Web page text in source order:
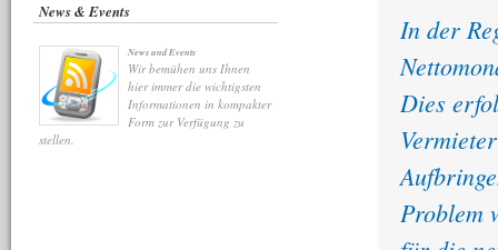
News & Events
News und Events
Wir bemühen uns Ihnen
hier immer die wichtigsten
Informationen in kompakter
Form zur Verfügung zu
stellen.
In der
Dies
Problem